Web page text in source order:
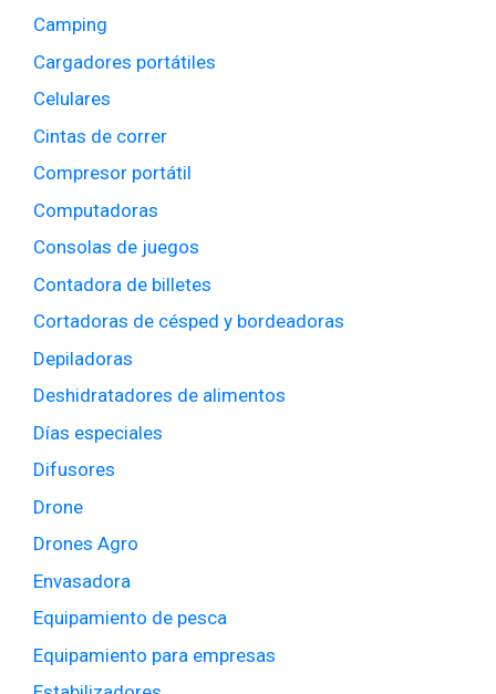
Camping
Cargadores portátiles
Celulares
Cintas de correr
Compresor portátil
Computadoras
Consolas de juegos
Contadora de billetes
Cortadoras de césped y bordeadoras
Depiladoras
Deshidratadores de alimentos
Días especiales
Difusores
Drone
Drones Agro
Envasadora
Equipamiento de pesca
Equipamiento para empresas